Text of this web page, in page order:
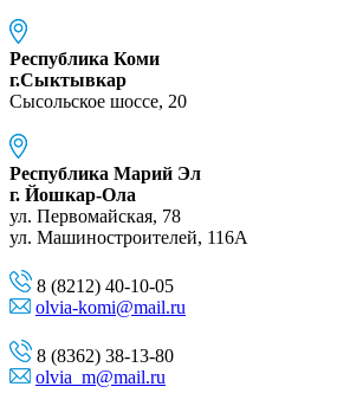
Республика Коми
г.Сыктывкар
Сысольское шоссе, 20
Республика Марий Эл
г. Йошкар-Ола
ул. Первомайская, 78
ул. Машиностроителей, 116A
8 (8212) 40-10-05
olvia-komi@mail.ru
8 (8362) 38-13-80
olvia_m@mail.ru